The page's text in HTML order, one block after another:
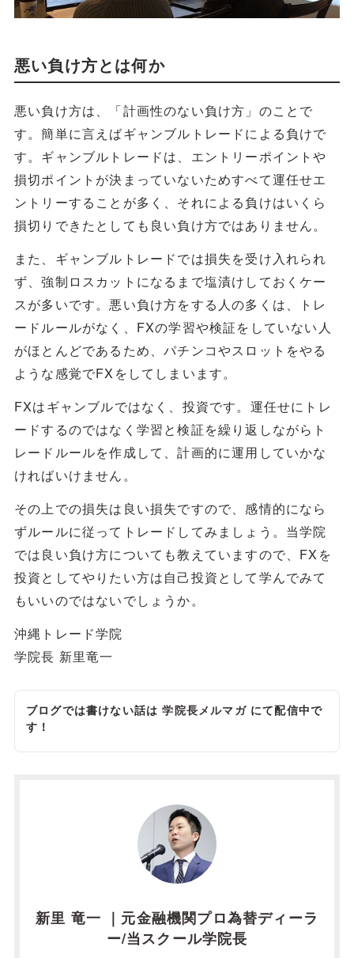
悪い負け方とは何か
悪い負け方は、「計画性のない負け方」のことで
す。簡単に言えばギャンブルトレードによる負けで
す。ギャンブルトレードは、エントリーポイントや
損切ポイントが決まっていないためすべて運任せエ
ントリーすることが多く、それによる負けはいくら
損切りできたとしても良い負け方ではありません。
また、ギャンブルトレードでは損失を受け入れられ
ず、強制ロスカットになるまで塩漬けしておくケー
スが多いです。悪い負け方をする人の多くは、トレ
ードルールがなく、FXの学習や検証をしていない人
がほとんどであるため、パチンコやスロットをやる
ような感覚でFXをしてしまいます。
FXはギャンブルではなく、投資です。運任せにトレ
ードするのではなく学習と検証を繰り返しながらト
レードルールを作成して、計画的に運用していかな
ければいけません。
その上での損失は良い損失ですので、感情的になら
ずルールに従ってトレードしてみましょう。当学院
では良い負け方についても教えていますので、FXを
投資としてやりたい方は自己投資として学んでみて
もいいのではないでしょうか。
沖縄トレード学院
学院長 新里竜一
ブログでは書けない話は学院長メルマガにて配信中で
す！
新里 竜一 ｜元金融機関プロ為替ディーラ
ー/当スクール学院長